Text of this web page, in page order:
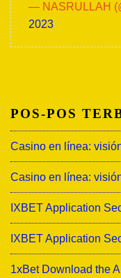
— NASRULLAH
2023
POS-POS
Casino en línea:
Casino en línea:
IXBET Application
IXBET Application
1xBet Download the